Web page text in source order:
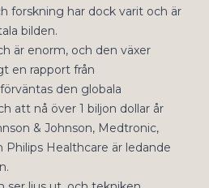
forskning har dock varit och är
bilden.
är enorm, och den växer
en rapport från
den globala
att nå över 1 biljon dollar år
& Johnson, Medtronic,
Philips Healthcare är ledande